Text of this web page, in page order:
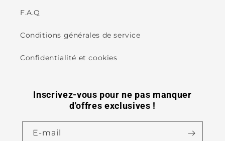
F.A.Q
Conditions générales de service
Confidentialité et cookies
Inscrivez-vous pour ne pas manquer
d'offres exclusives !
E-mail